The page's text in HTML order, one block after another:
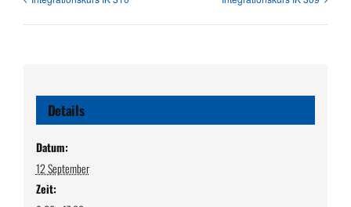
Details
Datum:
12 September
Zeit: